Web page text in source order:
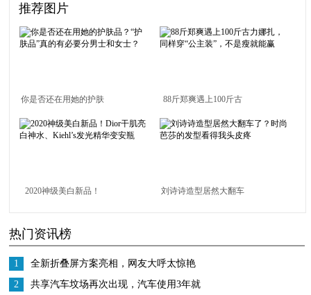
推荐图片
你是否还在用她的护肤
品？“护肤品”真的有必
要分男士和女士？
88斤郑爽遇上100斤古
力娜扎，同样穿“公主
装”，不是瘦就能赢
2020神级美白新品！
Kiehl’s发光精华变安瓶
刘诗诗造型居然大翻车
热门资讯榜
1
全新折叠屏方案亮相，网友大呼太惊艳
2
共享汽车坟场再次出现，汽车使用3年就